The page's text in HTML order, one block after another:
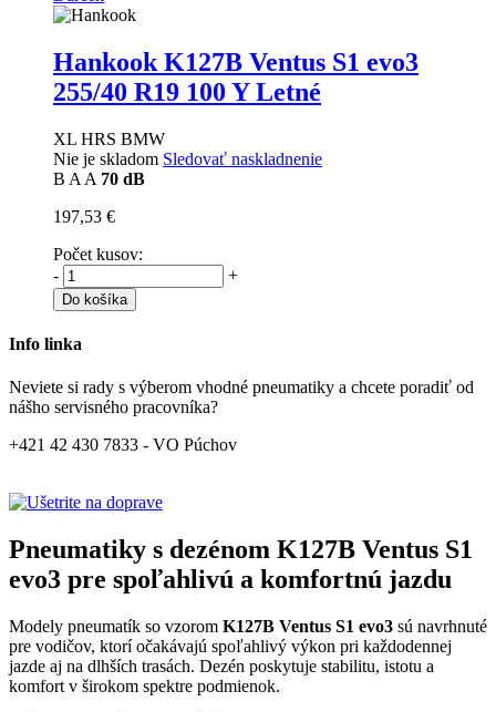
Hankook K127B Ventus S1 evo3
255/40 R19 100 Y Letné
XL HRS BMW
Nie je skladom Sledovať naskladnenie
B A A 70 dB
197,53 €
Počet kusov:
-
+
Do košíka
Info linka
Neviete si rady s výberom vhodné pneumatiky a chcete poradiť od
nášho servisného pracovníka?
+421 42 430 7833 - VO Púchov
Pneumatiky s dezénom K127B Ventus S1
evo3 pre spoľahlivú a komfortnú jazdu
Modely pneumatík so vzorom K127B Ventus S1 evo3 sú navrhnuté
pre vodičov, ktorí očakávajú spoľahlivý výkon pri každodennej
jazde aj na dlhších trasách. Dezén poskytuje stabilitu, istotu a
komfort v širokom spektre podmienok.